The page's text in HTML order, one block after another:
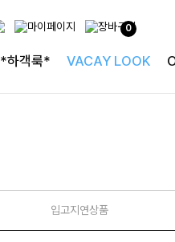
0
*하객룩* VACAY LOOK
입고지연상품